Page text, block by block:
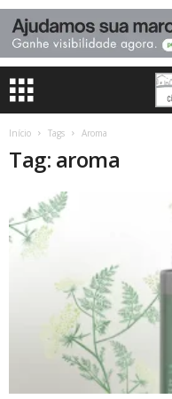
Início Tags Aroma
Tag: aroma